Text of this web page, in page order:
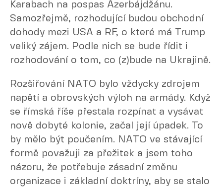
Karabach na pospas Ázerbájdžánu.
Samozřejmě, rozhodující budou obchodní
dohody mezi USA a RF, o které má Trump
veliký zájem. Podle nich se bude řídit i
rozhodování o tom, co (z)bude na Ukrajině.
Rozšiřování NATO bylo vždycky zdrojem
napětí a obrovských výloh na armády. Když
se římská říše přestala rozpínat a vysávat
nově dobyté kolonie, začal její úpadek. To
by mělo být poučením. NATO ve stávající
formě považuji za přežitek a jsem toho
názoru, že potřebuje zásadní změnu
organizace i základní doktríny, aby se stalo